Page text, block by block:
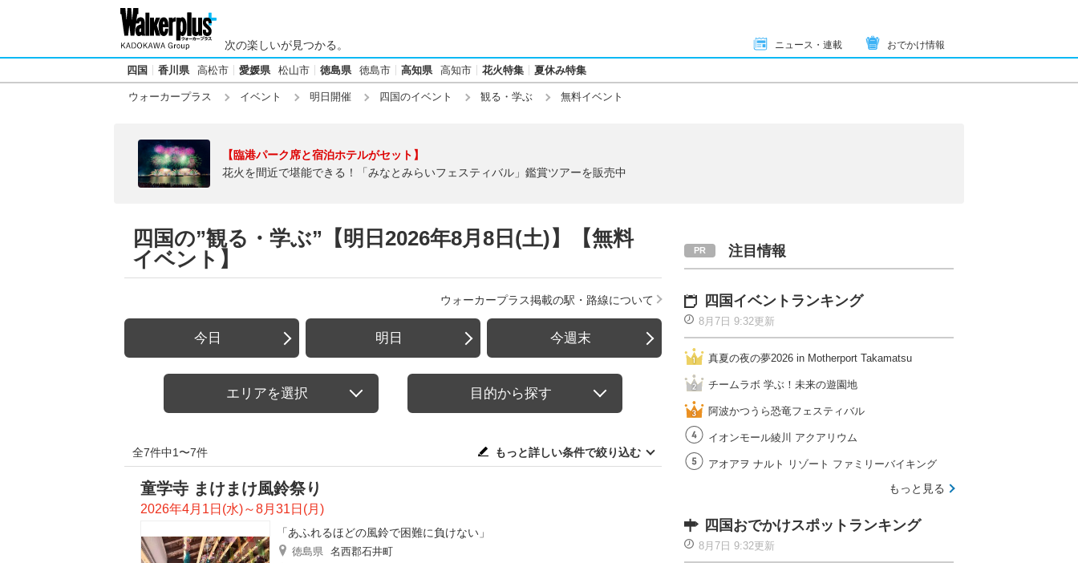
次の楽しいが見つかる。 ニュース・連載 おでかけ情報
四国 香川県 高松市 愛媛県 松山市 徳島県 徳島市 高知県 高知市 花火特集 夏休み特集
ウォーカープラス イベント 明日開催 四国のイベント 観る・学ぶ 無料イベント
【臨港パーク席と宿泊ホテルがセット】
花火を間近で堪能できる！「みなとみらいフェスティバル」鑑賞ツアーを販売中
四国の”観る・学ぶ”【明日2026年8月8日(土)】【無料
イベント】
ウォーカープラス掲載の駅・路線について
今日 明日 今週末
エリアを選択 目的から探す
全7件中1〜7件 もっと詳しい条件で絞り込む
童学寺 まけまけ風鈴祭り
2026年4月1日(水)～8月31日(月)
「あふれるほどの風鈴で困難に負けない」
徳島県 名西郡石井町
注目情報
四国イベントランキング
8月7日 9:32更新
真夏の夜の夢2026 in Motherport Takamatsu
チームラボ 学ぶ！未来の遊園地
阿波かつうら恐竜フェスティバル
イオンモール綾川 アクアリウム
アオアヲ ナルト リゾート ファミリーバイキング
もっと見る
四国おでかけスポットランキング
8月7日 9:32更新